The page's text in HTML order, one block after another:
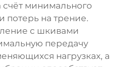
счёт минимального
потерь на трение.
с шкивами
передачу
нагрузках, а